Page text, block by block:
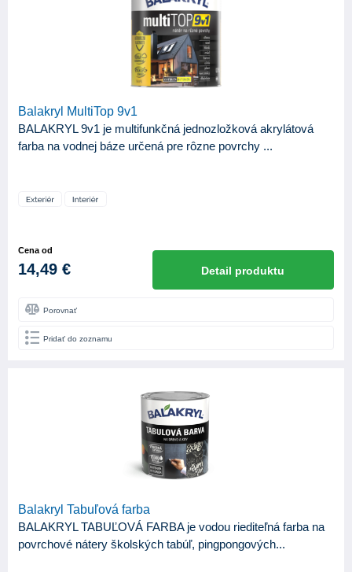
Balakryl MultiTop 9v1
BALAKRYL 9v1 je multifunkčná jednozložková akrylátová
farba na vodnej báze určená pre rôzne povrchy ...
Cena od
14,49 € Detail produktu
Porovnať
Pridať do zoznamu
Balakryl Tabuľová farba
BALAKRYL TABUĽOVÁ FARBA je vodou riediteľná farba na
povrchové nátery školských tabúľ, pingpongových...